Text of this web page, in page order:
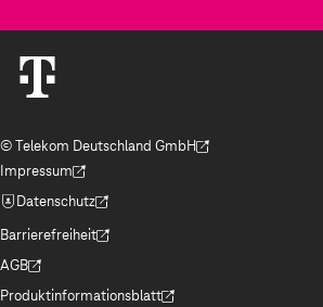
© Telekom Deutschland GmbH
(Der Link wird in einem neuen Tab geöffnet)
Impressum
(Der Link wird in einem neuen Tab geöffnet)
Datenschutz
(Der Link wird in einem neuen Tab geöffnet)
Barrierefreiheit
(Der Link wird in einem neuen Tab geöffnet)
AGB
(Der Link wird in einem neuen Tab geöffnet)
Produktinformationsblatt